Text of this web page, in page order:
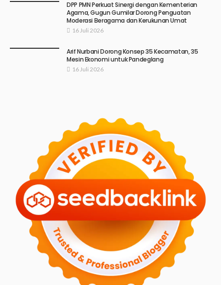
DPP PMN Perkuat Sinergi dengan Kementerian
Agama, Gugun Gumilar Dorong Penguatan
Moderasi Beragama dan Kerukunan Umat
16 Juli 2026
Arif Nurbani Dorong Konsep 35 Kecamatan, 35
Mesin Ekonomi untuk Pandeglang
16 Juli 2026